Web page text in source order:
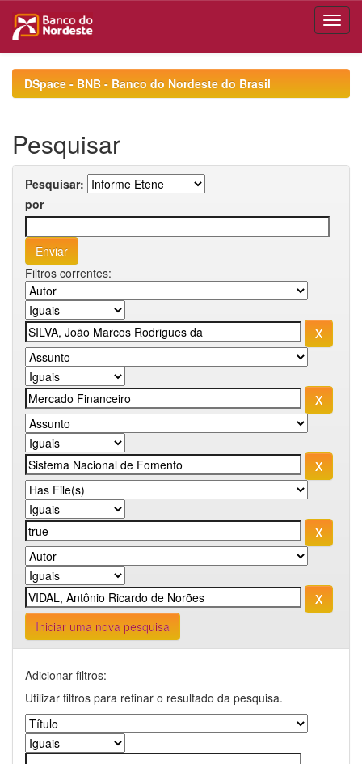
navigationDSpace - BNB - Banco do Nordeste do Brasil
Pesquisar
Pesquisar:
por
Filtros correntes:
Iniciar uma nova pesquisa
Adicionar filtros:
Utilizar filtros para refinar o resultado da pesquisa.